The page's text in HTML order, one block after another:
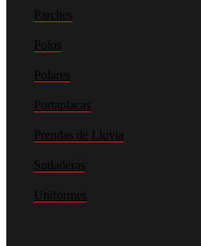
Parches
Polos
Polares
Portaplacas
Prendas de Lluvia
Sudaderas
Uniformes